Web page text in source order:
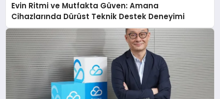
Evin Ritmi ve Mutfakta Güven: Amana
Cihazlarında Dürüst Teknik Destek Deneyimi